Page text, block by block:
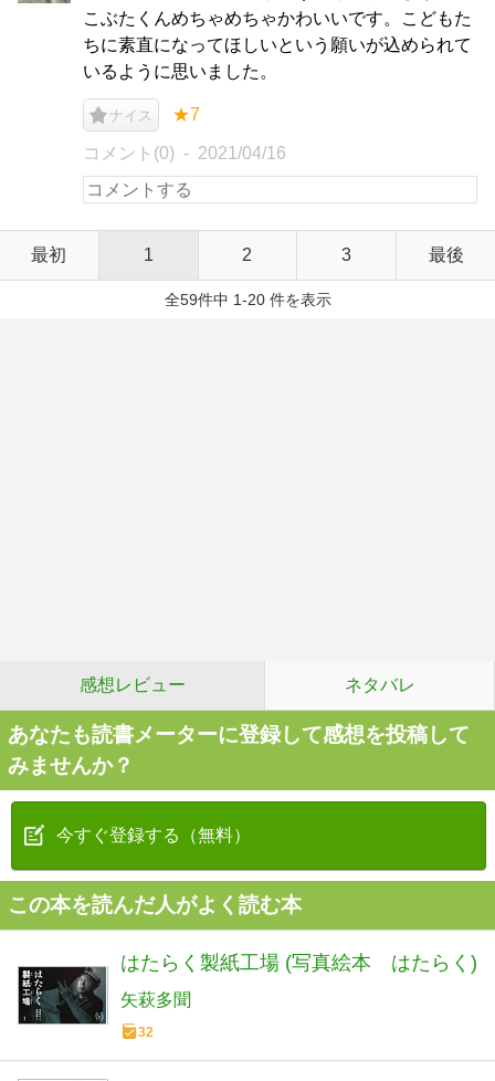
こぶたくんめちゃめちゃかわいいです。こどもた
ちに素直になってほしいという願いが込められて
いるように思いました。
ナイス ★7
コメント(0) 2021/04/16
最初 1 2 3 最後
全59件中 1-20 件を表示
感想レビュー ネタバレ
あなたも読書メーターに登録して感想を投稿して
みませんか？
今すぐ登録する（無料）
この本を読んだ人がよく読む本
はたらく製紙工場 (写真絵本 はたらく)
矢萩多聞
32